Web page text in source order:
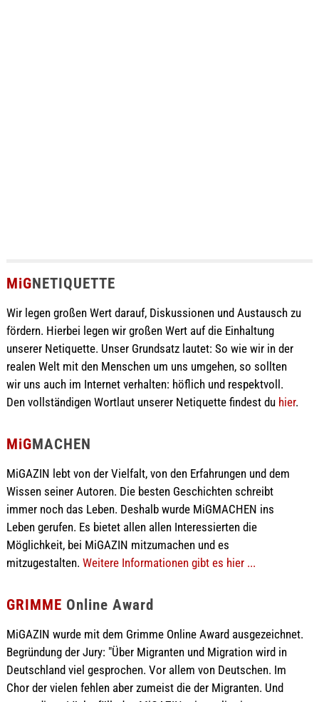
MiGNETIQUETTE
Wir legen großen Wert darauf, Diskussionen und Austausch zu
fördern. Hierbei legen wir großen Wert auf die Einhaltung
unserer Netiquette. Unser Grundsatz lautet: So wie wir in der
realen Welt mit den Menschen um uns umgehen, so sollten
wir uns auch im Internet verhalten: höflich und respektvoll.
Den vollständigen Wortlaut unserer Netiquette findest du hier.
MiGMACHEN
MiGAZIN lebt von der Vielfalt, von den Erfahrungen und dem
Wissen seiner Autoren. Die besten Geschichten schreibt
immer noch das Leben. Deshalb wurde MiGMACHEN ins
Leben gerufen. Es bietet allen allen Interessierten die
Möglichkeit, bei MiGAZIN mitzumachen und es
mitzugestalten. Weitere Informationen gibt es hier ...
GRIMME Online Award
MiGAZIN wurde mit dem Grimme Online Award ausgezeichnet.
Begründung der Jury: "Über Migranten und Migration wird in
Deutschland viel gesprochen. Vor allem von Deutschen. Im
Chor der vielen fehlen aber zumeist die der Migranten. Und